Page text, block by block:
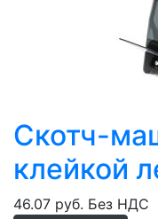
Скотч-
клейкой
46.07 руб. Без НДС